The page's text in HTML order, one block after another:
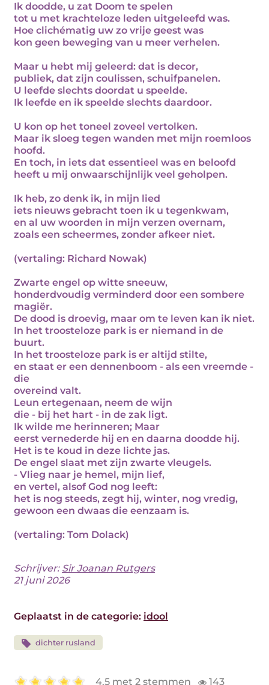
Ik doodde, u zat Doom te spelen
tot u met krachteloze leden uitgeleefd was.
Hoe clichématig uw zo vrije geest was
kon geen beweging van u meer verhelen.
Maar u hebt mij geleerd: dat is decor,
publiek, dat zijn coulissen, schuifpanelen.
U leefde slechts doordat u speelde.
Ik leefde en ik speelde slechts daardoor.
U kon op het toneel zoveel vertolken.
Maar ik sloeg tegen wanden met mijn roemloos
hoofd.
En toch, in iets dat essentieel was en beloofd
heeft u mij onwaarschijnlijk veel geholpen.
Ik heb, zo denk ik, in mijn lied
iets nieuws gebracht toen ik u tegenkwam,
en al uw woorden in mijn verzen overnam,
zoals een scheermes, zonder afkeer niet.
(vertaling: Richard Nowak)
Zwarte engel op witte sneeuw,
honderdvoudig verminderd door een sombere
magiër.
De dood is droevig, maar om te leven kan ik niet.
In het troosteloze park is er niemand in de
buurt.
In het troosteloze park is er altijd stilte,
en staat er een dennenboom - als een vreemde -
die
overeind valt.
Leun ertegenaan, neem de wijn
die - bij het hart - in de zak ligt.
Ik wilde me herinneren; Maar
eerst vernederde hij en en daarna doodde hij.
Het is te koud in deze lichte jas.
De engel slaat met zijn zwarte vleugels.
- Vlieg naar je hemel, mijn lief,
en vertel, alsof God nog leeft:
het is nog steeds, zegt hij, winter, nog vredig,
gewoon een dwaas die eenzaam is.
(vertaling: Tom Dolack)
Schrijver: Sir Joanan Rutgers
21 juni 2026
Geplaatst in de categorie: idool
dichter rusland
4.5 met 2 stemmen 143